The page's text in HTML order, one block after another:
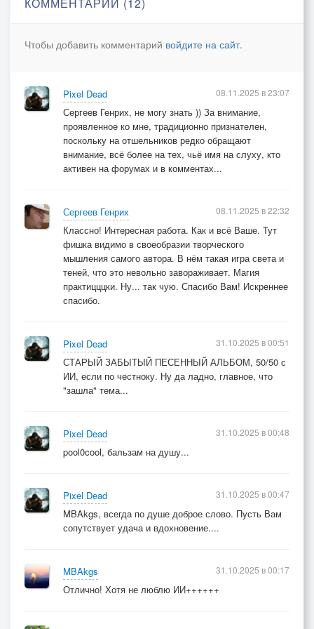
Веною вспухнет в грязи колея...
Ничто и никто, нигде и ничей
в безразличном затерянном мире промозглом
буду искать свой потерянный путь
средь зеркал из небесной пролившейся ртути.
потому что я знаю… знаю, что будет…
Лето снова сожжёт за собою мосты.
Будет дождь. И бессонниц больная хандра.
Будет завтра грядущего пасмурный дым
остывать за спиной, превратясь во «вчера».
кто-то прыгнет в набитый плацкарт без билета.
Но, для полулюдей и для полубогов
Шум дождя откровением – кончилось лето…
Чтобы добавить комментарий войдите на сайт.
Pixel Dead
Сергеев Генрих, не могу знать )) За внимание,
проявленное ко мне, традиционно признателен,
поскольку на отшельников редко обращают
внимание, всё более на тех, чьё имя на слуху, кто
активен на форумах и в комментах...
08.11.2025 в 23:07
Сергеев Генрих
Классно! Интересная работа. Как и всё Ваше. Тут
фишка видимо в своеобразии творческого
мышления самого автора. В нём такая игра света и
теней, что это невольно завораживает. Магия
практицццки. Ну... так чую. Спасибо Вам! Искреннее
спасибо.
08.11.2025 в 22:32
Pixel Dead
СТАРЫЙ ЗАБЫТЫЙ ПЕСЕННЫЙ АЛЬБОМ, 50/50 с
ИИ, если по честноку. Ну да ладно, главное, что
"зашла" тема...
31.10.2025 в 00:51
Pixel Dead
pool0cool, бальзам на душу...
31.10.2025 в 00:48
Pixel Dead
MBAkgs, всегда по душе доброе слово. Пусть Вам
сопутствует удача и вдохновение....
31.10.2025 в 00:47
MBAkgs
Отлично! Хотя не люблю ИИ++++++
31.10.2025 в 00:17